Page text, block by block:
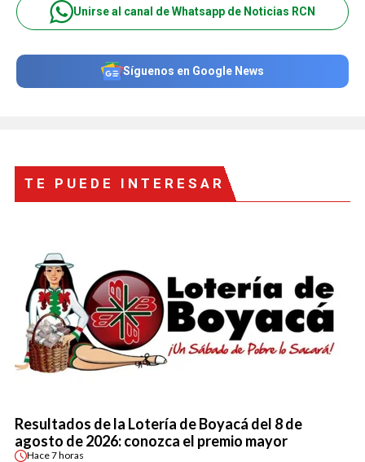
Unirse al canal de Whatsapp de Noticias RCN
Síguenos en Google News
TE PUEDE INTERESAR
Resultados de la Lotería de Boyacá del 8 de
agosto de 2026: conozca el premio mayor
Hace7 horas